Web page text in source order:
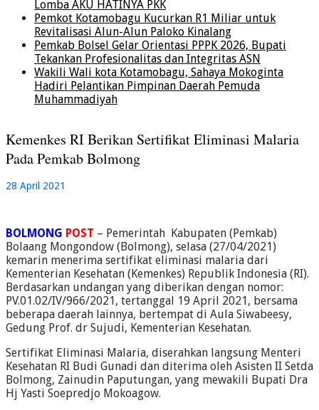
Lomba AKU HATINYA PKK
Pemkot Kotamobagu Kucurkan R1 Miliar untuk
Revitalisasi Alun-Alun Paloko Kinalang
Pemkab Bolsel Gelar Orientasi PPPK 2026, Bupati
Tekankan Profesionalitas dan Integritas ASN
Wakili Wali kota Kotamobagu, Sahaya Mokoginta
Hadiri Pelantikan Pimpinan Daerah Pemuda
Muhammadiyah
Kemenkes RI Berikan Sertifikat Eliminasi Malaria
Pada Pemkab Bolmong
28 April 2021
BOLMONG POST – Pemerintah Kabupaten (Pemkab)
Bolaang Mongondow (Bolmong), selasa (27/04/2021)
kemarin menerima sertifikat eliminasi malaria dari
Kementerian Kesehatan (Kemenkes) Republik Indonesia (RI).
Berdasarkan undangan yang diberikan dengan nomor:
PV.01.02/IV/966/2021, tertanggal 19 April 2021, bersama
beberapa daerah lainnya, bertempat di Aula Siwabeesy,
Gedung Prof. dr Sujudi, Kementerian Kesehatan.
Sertifikat Eliminasi Malaria, diserahkan langsung Menteri
Kesehatan RI Budi Gunadi dan diterima oleh Asisten II Setda
Bolmong, Zainudin Paputungan, yang mewakili Bupati Dra
Hj Yasti Soepredjo Mokoagow.